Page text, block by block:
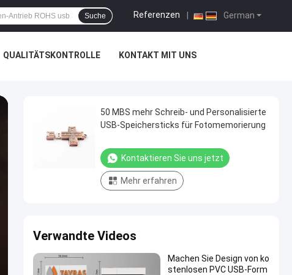
German
Referenzen
Suche
QUALITÄTSKONTROLLE KONTAKT MIT UNS
50 MBS mehr Schreib- und Personalisierte
USB-Speichersticks für Fotomemorierung
Kontaktieren Sie uns jetzt
Mehr erfahren
Verwandte Videos
Machen Sie Design von ko
stenlosen PVC USB-Form